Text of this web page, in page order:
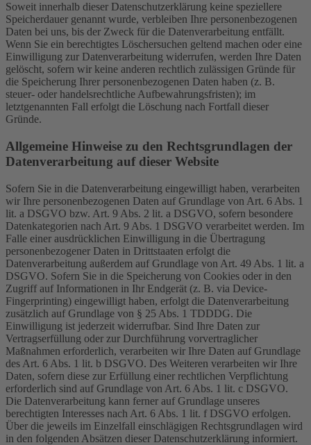
Soweit innerhalb dieser Datenschutzerklärung keine speziellere
Speicherdauer genannt wurde, verbleiben Ihre personenbezogenen
Daten bei uns, bis der Zweck für die Datenverarbeitung entfällt.
Wenn Sie ein berechtigtes Löschersuchen geltend machen oder eine
Einwilligung zur Datenverarbeitung widerrufen, werden Ihre Daten
gelöscht, sofern wir keine anderen rechtlich zulässigen Gründe für
die Speicherung Ihrer personenbezogenen Daten haben (z. B.
steuer- oder handelsrechtliche Aufbewahrungsfristen); im
letztgenannten Fall erfolgt die Löschung nach Fortfall dieser
Gründe.
Allgemeine Hinweise zu den Rechtsgrundlagen der
Datenverarbeitung auf dieser Website
Sofern Sie in die Datenverarbeitung eingewilligt haben, verarbeiten
wir Ihre personenbezogenen Daten auf Grundlage von Art. 6 Abs. 1
lit. a DSGVO bzw. Art. 9 Abs. 2 lit. a DSGVO, sofern besondere
Datenkategorien nach Art. 9 Abs. 1 DSGVO verarbeitet werden. Im
Falle einer ausdrücklichen Einwilligung in die Übertragung
personenbezogener Daten in Drittstaaten erfolgt die
Datenverarbeitung außerdem auf Grundlage von Art. 49 Abs. 1 lit. a
DSGVO. Sofern Sie in die Speicherung von Cookies oder in den
Zugriff auf Informationen in Ihr Endgerät (z. B. via Device-
Fingerprinting) eingewilligt haben, erfolgt die Datenverarbeitung
zusätzlich auf Grundlage von § 25 Abs. 1 TDDDG. Die
Einwilligung ist jederzeit widerrufbar. Sind Ihre Daten zur
Vertragserfüllung oder zur Durchführung vorvertraglicher
Maßnahmen erforderlich, verarbeiten wir Ihre Daten auf Grundlage
des Art. 6 Abs. 1 lit. b DSGVO. Des Weiteren verarbeiten wir Ihre
Daten, sofern diese zur Erfüllung einer rechtlichen Verpflichtung
erforderlich sind auf Grundlage von Art. 6 Abs. 1 lit. c DSGVO.
Die Datenverarbeitung kann ferner auf Grundlage unseres
berechtigten Interesses nach Art. 6 Abs. 1 lit. f DSGVO erfolgen.
Über die jeweils im Einzelfall einschlägigen Rechtsgrundlagen wird
in den folgenden Absätzen dieser Datenschutzerklärung informiert.